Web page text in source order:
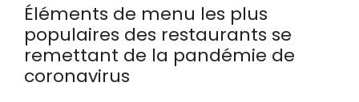
Éléments de menu les plus
populaires des restaurants se
remettant de la pandémie de
coronavirus